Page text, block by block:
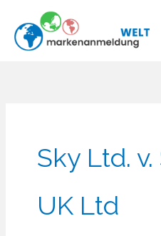
Inhalt
springen
Sky Ltd.
UK Ltd